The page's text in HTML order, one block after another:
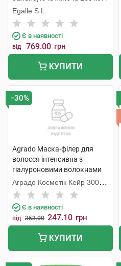
банка
Egalle S.L.
Є в наявності
від 769.00 грн
КУПИТИ
−30%
Agrado Маска-філер для
волосся інтенсивна з
гіалуроновими волокнами
400 мл 1 банка
Аградо Косметік Кейр 3000
С.Л.У.
Є в наявності
від 353.00 247.10 грн
КУПИТИ